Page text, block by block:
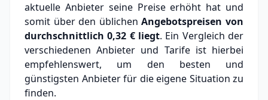
aktuelle Anbieter seine Preise erhöht hat und
somit über den üblichenAngebotspreisen von
durchschnittlich0,32 €liegt. Ein Vergleich der
verschiedenen Anbieter und Tarife ist hierbei
empfehlenswert, um den besten und
günstigsten Anbieter für die eigene Situation zu
finden.